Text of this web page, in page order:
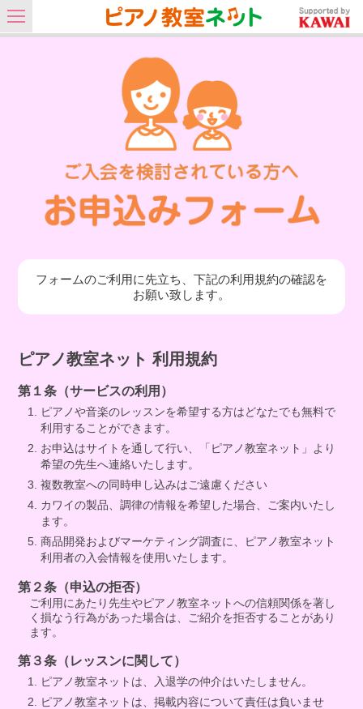
フォームのご利用に先立ち、下記の利用規約の確認を
お願い致します。
ピアノ教室ネット 利用規約
第１条（サービスの利用）
ピアノや音楽のレッスンを希望する方はどなたでも無料で
利用することができます。
お申込はサイトを通して行い、「ピアノ教室ネット」より
希望の先生へ連絡いたします。
複数教室への同時申し込みはご遠慮ください
カワイの製品、調律の情報を希望した場合、ご案内いたし
ます。
商品開発およびマーケティング調査に、ピアノ教室ネット
利用者の入会情報を使用いたします。
第２条（申込の拒否）
ご利用にあたり先生やピアノ教室ネットへの信頼関係を著し
く損なう行為があった場合は、ご紹介を拒否することがあり
ます。
第３条（レッスンに関して）
ピアノ教室ネットは、入退学の仲介はいたしません。
ピアノ教室ネットは、掲載内容について責任は負いませ